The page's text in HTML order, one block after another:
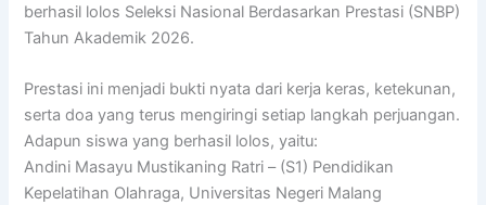
berhasil lolos Seleksi Nasional Berdasarkan Prestasi (SNBP)
Tahun Akademik 2026.
Prestasi ini menjadi bukti nyata dari kerja keras, ketekunan,
serta doa yang terus mengiringi setiap langkah perjuangan.
Adapun siswa yang berhasil lolos, yaitu:
Andini Masayu Mustikaning Ratri – (S1) Pendidikan
Kepelatihan Olahraga, Universitas Negeri Malang